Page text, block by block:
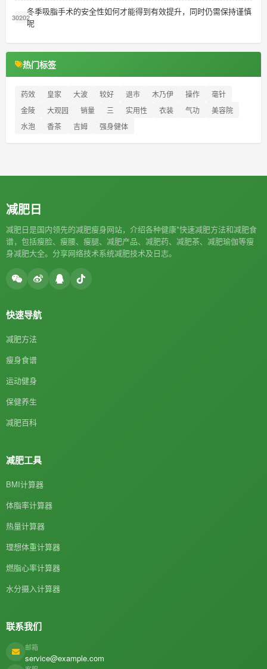
30202
冬季吸脂手术的安全性如何才能得到有效提升，同时仍需保持谨慎
呢
热门标签
药效 皇家 大波 较好 退市 木乃伊 操作
毫针
金陵
大观园 销量 三 实用性 衣装 气功
美容院
水泡
香茶 吉姆 强身健体
减肥日
减肥日是国内领先的减肥瘦身网站，介绍各种健康*快速减肥方法和减肥食
谱，包括瘦脸、瘦腰、瘦腿、减肥产品、减肥药、减肥茶、减肥瑜伽等瘦
身减肥大全。分享网络技术系统减肥技术及日志。
快速导航
减肥方法
瘦身食谱
运动健身
保健养生
减肥百科
减肥工具
BMI计算器
体脂率计算器
热量计算器
理想体重计算器
燃脂心率计算器
水分摄入计算器
联系我们
邮箱
service@example.com